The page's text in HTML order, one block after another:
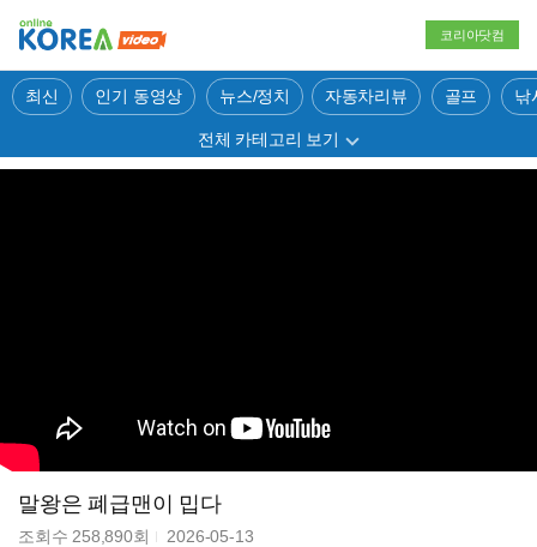
코리아닷컴
최신 인기 동영상 뉴스/정치 자동차리뷰 골프 낚
전체 카테고리 보기
말왕은 폐급맨이 밉다
조회수 258,890회 2026-05-13